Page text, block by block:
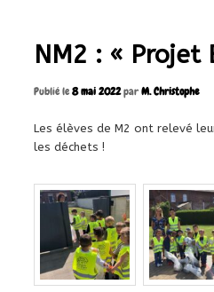
NM2 : « Projet
Publié le8 mai 2022parM. Christophe
Les élèves de M2 ont relevé
les déchets !